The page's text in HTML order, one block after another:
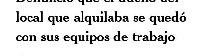
local que alquilaba se quedó
con sus equipos de trabajo